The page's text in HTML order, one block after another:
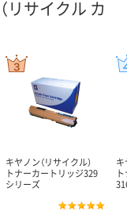
リサイクル カ
キヤノン（リサイクル）
トナーカートリッジ329
シリーズ